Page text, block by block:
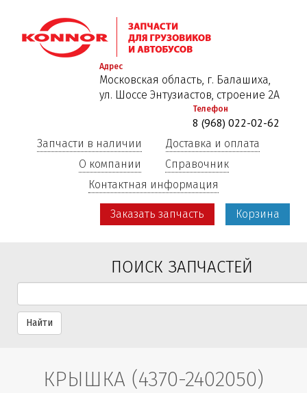
к
основному
Адрес
Московская область, г. Балашиха,
ул. Шоссе Энтузиастов, строение 2А
Телефон
8 (968) 022-02-62
Запчасти в наличии
Доставка и оплата
О компании
Справочник
Контактная информация
Заказать запчасть Корзина
ПОИСК ЗАПЧАСТЕЙ
Найти
КРЫШКА (4370-2402050)